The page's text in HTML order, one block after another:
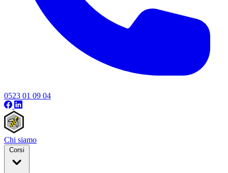
0523 01 09 04
Chi siamo
Corsi